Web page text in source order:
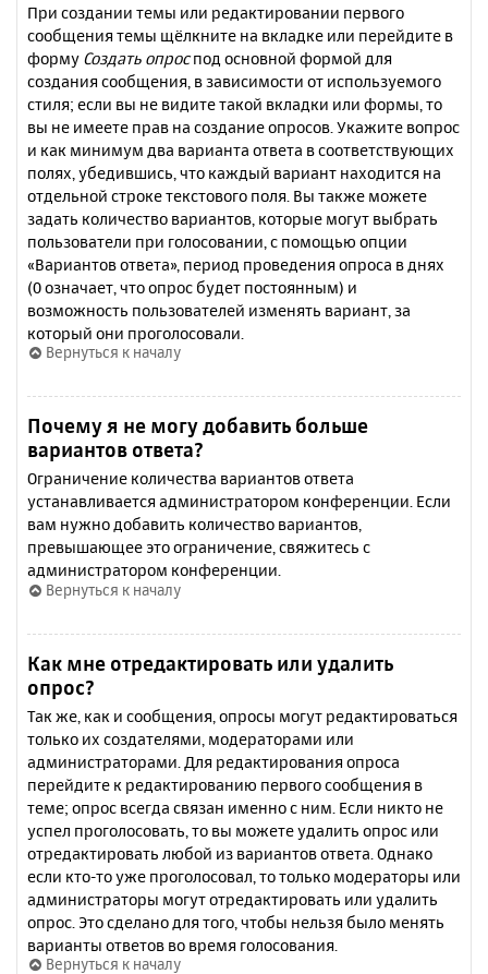
При создании темы или редактировании первого
сообщения темы щёлкните на вкладке или перейдите в
форму Создать опроспод основной формой для
создания сообщения, в зависимости от используемого
стиля; если вы не видите такой вкладки или формы, то
вы не имеете прав на создание опросов. Укажите вопрос
и как минимум два варианта ответа в соответствующих
полях, убедившись, что каждый вариант находится на
отдельной строке текстового поля. Вы также можете
задать количество вариантов, которые могут выбрать
пользователи при голосовании, с помощью опции
«Вариантов ответа», период проведения опроса в днях
(0 означает, что опрос будет постоянным) и
возможность пользователей изменять вариант, за
который они проголосовали.
Вернуться к началу
Почему я не могу добавить больше
вариантов ответа?
Ограничение количества вариантов ответа
устанавливается администратором конференции. Если
вам нужно добавить количество вариантов,
превышающее это ограничение, свяжитесь с
администратором конференции.
Вернуться к началу
Как мне отредактировать или удалить
опрос?
Так же, как и сообщения, опросы могут редактироваться
только их создателями, модераторами или
администраторами. Для редактирования опроса
перейдите к редактированию первого сообщения в
теме; опрос всегда связан именно с ним. Если никто не
успел проголосовать, то вы можете удалить опрос или
отредактировать любой из вариантов ответа. Однако
если кто-то уже проголосовал, то только модераторы или
администраторы могут отредактировать или удалить
опрос. Это сделано для того, чтобы нельзя было менять
варианты ответов во время голосования.
Вернуться к началу